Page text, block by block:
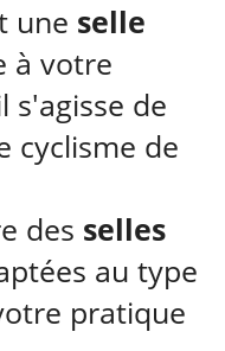
une selle
à votre
s'agisse de
cyclisme de
des selles
au type
pratique